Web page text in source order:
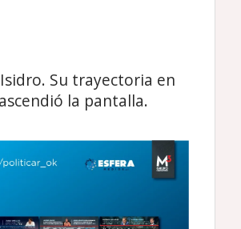
Su trayectoria en
la pantalla.